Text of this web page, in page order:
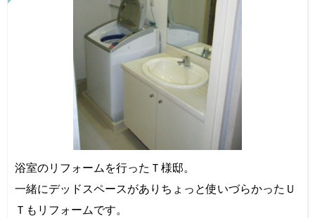
浴室のリフォームを行ったＴ様邸。
一緒にデッドスペースがありちょっと使いづらかったＵ
Ｔもリフォームです。